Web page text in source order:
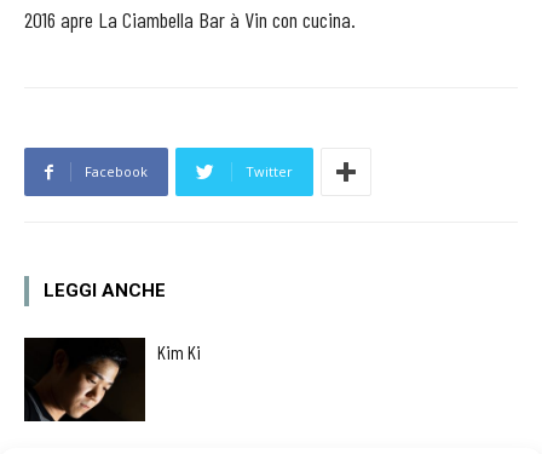
2016 apre La Ciambella Bar à Vin con cucina.
Facebook Twitter
LEGGI ANCHE
Kim Ki